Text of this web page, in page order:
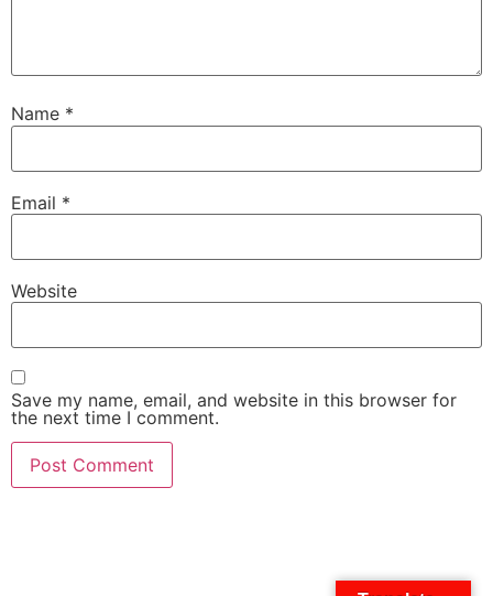
Name *
Email *
Website
Save my name, email, and website in this browser for
the next time I comment.